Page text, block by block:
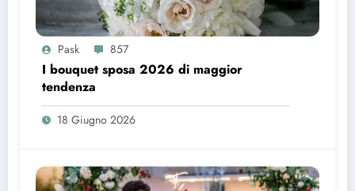
Pask 857
I bouquet sposa 2026 di maggior
tendenza
18 Giugno 2026